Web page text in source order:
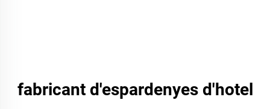
fabricant d'espardenyes d'hotel